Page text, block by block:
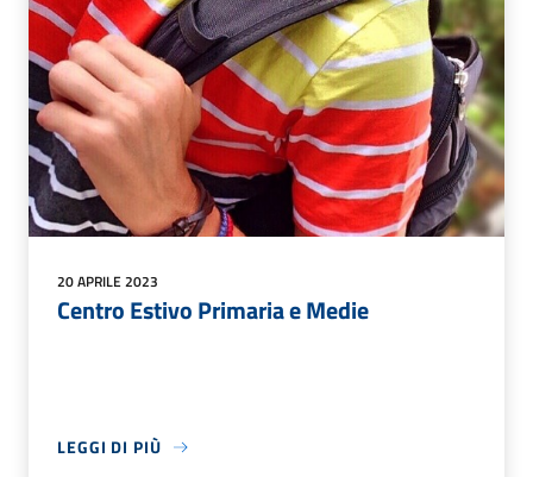
20 APRILE 2023
Centro Estivo Primaria e Medie
LEGGI DI PIÙ